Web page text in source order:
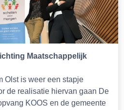
Maatschappelijk
Olst is weer een stapje
de realisatie hiervan gaan De
KOOS en de gemeente